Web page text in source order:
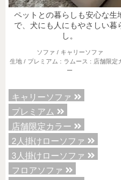
ペットとの暮らしも安心な生
で、犬にも人にもやさしい暮
し。
ソファ / キャリーソファ
生地 / プレミアム : ラムース : 店舗限定
ー
キャリーソファ
プレミアム
店舗限定カラー
2人掛けローソファ
3人掛けローソファ
フロアソファ